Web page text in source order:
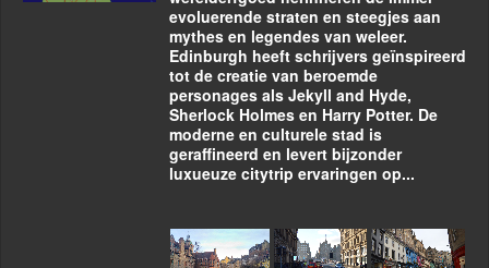
evoluerende straten en steegjes aan
mythes en legendes van weleer.
Edinburgh heeft schrijvers geïnspireerd
tot de creatie van beroemde
personages als Jekyll and Hyde,
Sherlock Holmes en Harry Potter. De
moderne en culturele stad is
geraffineerd en levert bijzonder
luxueuze citytrip ervaringen op...